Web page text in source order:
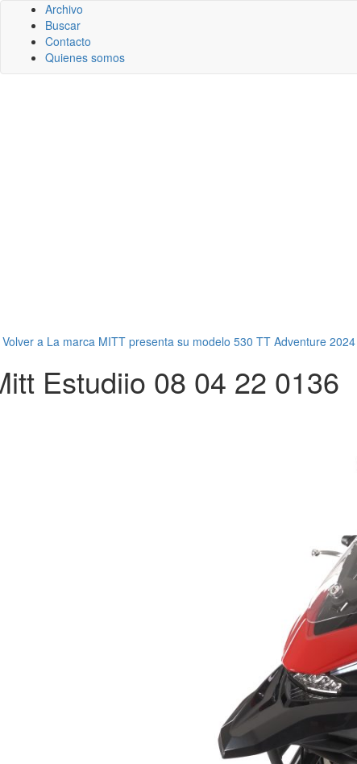
Archivo
Buscar
Contacto
Quienes somos
Volver a La marca MITT presenta su modelo 530 TT Adventure 2024
Estudiio 08 04 22 0136